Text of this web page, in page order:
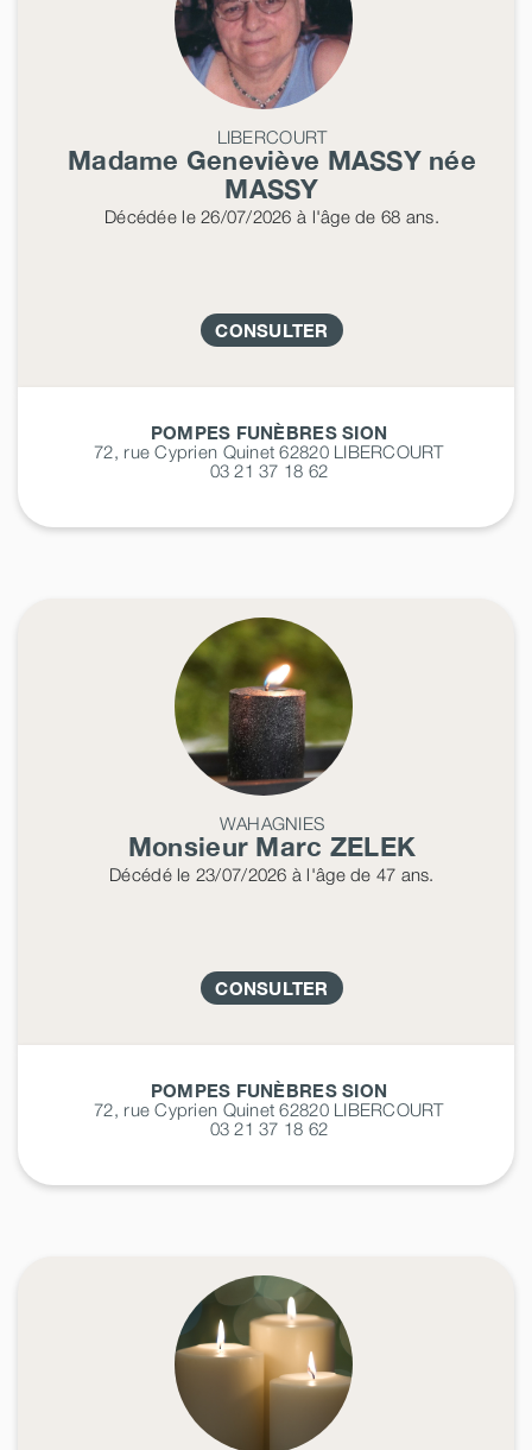
LIBERCOURT
Madame Geneviève MASSYnée
MASSY
Décédéele 26/07/2026 à l'âge de 68 ans.
CONSULTER
POMPES FUNÈBRES SION
72, rue Cyprien Quinet 62820 LIBERCOURT
03 21 37 18 62
WAHAGNIES
Monsieur Marc ZELEK
Décédéle 23/07/2026 à l'âge de 47 ans.
CONSULTER
POMPES FUNÈBRES SION
72, rue Cyprien Quinet 62820 LIBERCOURT
03 21 37 18 62